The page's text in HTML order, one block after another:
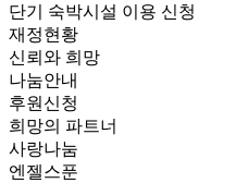
단기 숙박시설 이용 신청
재정현황
신뢰와 희망
나눔안내
후원신청
희망의 파트너
사랑나눔
엔젤스푼